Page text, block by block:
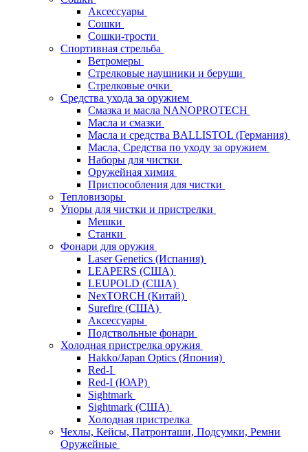
Аксессуары
Сошки
Сошки-трости
Спортивная стрельба
Ветромеры
Стрелковые наушники и беруши
Стрелковые очки
Средства ухода за оружием
Смазка и масла NANOPROTECH
Масла и смазки
Масла и средства BALLISTOL (Германия)
Масла, Средства по уходу за оружием
Наборы для чистки
Оружейная химия
Приспособления для чистки
Тепловизоры
Упоры для чистки и пристрелки
Мешки
Станки
Фонари для оружия
Laser Genetics (Испания)
LEAPERS (США)
LEUPOLD (США)
NexTORCH (Китай)
Surefire (США)
Аксессуары
Подствольные фонари
Холодная пристрелка оружия
Hakko/Japan Optics (Япония)
Red-I
Red-I (ЮАР)
Sightmark
Sightmark (США)
Холодная пристрелка
Чехлы, Кейсы, Патронташи, Подсумки, Ремни
Оружейные